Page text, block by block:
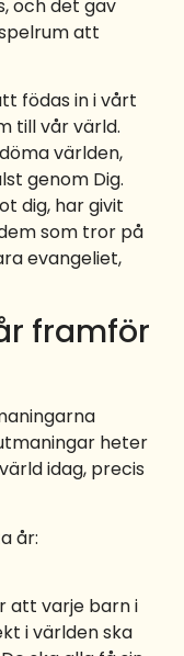
och det gav
att
födas in i vårt
till vår värld.
världen,
genom Dig.
dig, har givit
som tror på
evangeliet,
framför
heter
idag, precis
år:
att varje barn i
i världen ska